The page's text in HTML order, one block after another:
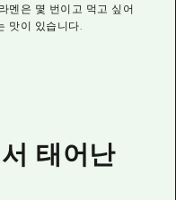
멘은 몇 번이고 먹고 싶어
맛이 있습니다.
태어난